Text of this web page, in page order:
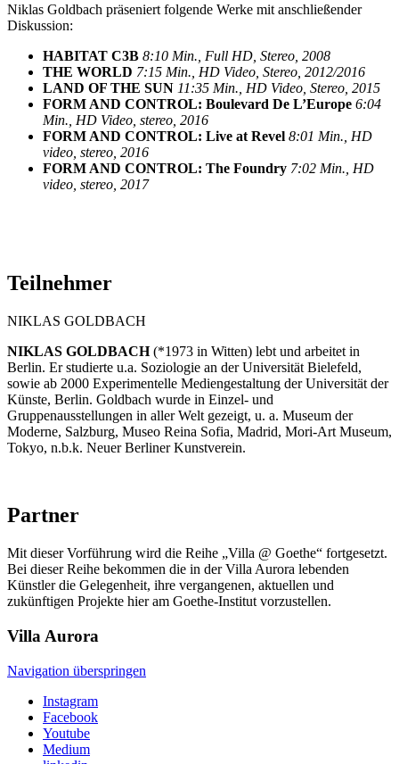
Niklas Goldbach präseniert folgende Werke mit anschließender
Diskussion:
HABITAT C3B 8:10 Min., Full HD, Stereo, 2008
THE WORLD 7:15 Min., HD Video, Stereo, 2012/2016
LAND OF THE SUN 11:35 Min., HD Video, Stereo, 2015
FORM AND CONTROL: Boulevard De L’Europe 6:04
Min., HD Video, stereo, 2016
FORM AND CONTROL: Live at Revel 8:01 Min., HD
video, stereo, 2016
FORM AND CONTROL: The Foundry 7:02 Min., HD
video, stereo, 2017
Teilnehmer
NIKLAS GOLDBACH
NIKLAS GOLDBACH(*1973 in Witten) lebt und arbeitet in
Berlin. Er studierte u.a. Soziologie an der Universität Bielefeld,
sowie ab 2000 Experimentelle Mediengestaltung der Universität der
Künste, Berlin. Goldbach wurde in Einzel- und
Gruppenausstellungen in aller Welt gezeigt, u. a. Museum der
Moderne, Salzburg, Museo Reina Sofia, Madrid, Mori-Art Museum,
Tokyo, n.b.k. Neuer Berliner Kunstverein.
Partner
Mit dieser Vorführung wird die Reihe „Villa @ Goethe“ fortgesetzt.
Bei dieser Reihe bekommen die in der Villa Aurora lebenden
Künstler die Gelegenheit, ihre vergangenen, aktuellen und
zukünftigen Projekte hier am Goethe-Institut vorzustellen.
Villa Aurora
Navigation überspringen
Instagram
Facebook
Youtube
Medium